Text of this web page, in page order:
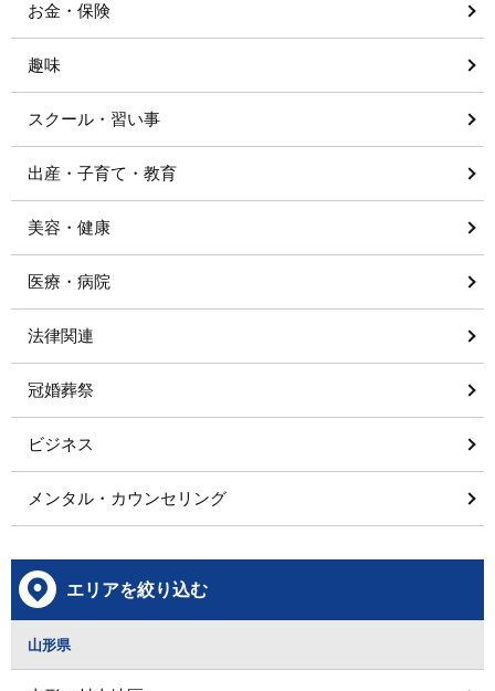
お金・保険
趣味
スクール・習い事
出産・子育て・教育
美容・健康
医療・病院
法律関連
冠婚葬祭
ビジネス
メンタル・カウンセリング
エリアを絞り込む
山形県